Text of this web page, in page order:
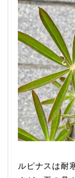
ルピナスは耐